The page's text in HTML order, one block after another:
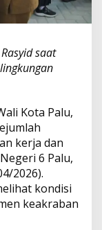
saat
Kota Palu,
kerja dan
6 Palu,
2026).
kondisi
keakraban